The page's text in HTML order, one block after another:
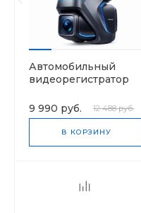
Автомобильный
видеорегистратор
9 990 руб.
12 488 руб.
В КОРЗИНУ